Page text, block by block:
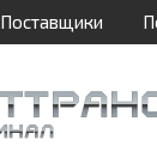
Поставщики